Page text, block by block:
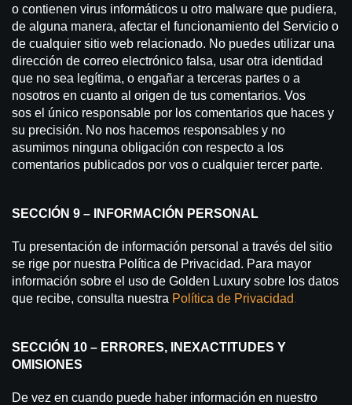
o contienen virus informáticos u otro malware que pudiera,
de alguna manera, afectar el funcionamiento del Servicio o
de cualquier sitio web relacionado. No puedes utilizar una
dirección de correo electrónico falsa, usar otra identidad
que no sea legítima, o engañar a terceras partes o a
nosotros en cuanto al origen de tus comentarios. Vos
sos el único responsable por los comentarios que haces y
su precisión. No nos hacemos responsables y no
asumimos ninguna obligación con respecto a los
comentarios publicados por vos o cualquier tercer parte.
SECCIÓN 9 – INFORMACIÓN PERSONAL
Tu presentación de información personal a través del sitio
se rige por nuestra Política de Privacidad. Para mayor
información sobre el uso de Golden Luxury sobre los datos
que recibe, consulta nuestra Política de Privacidad .
SECCIÓN 10 – ERRORES, INEXACTITUDES Y
OMISIONES
De vez en cuando puede haber información en nuestro